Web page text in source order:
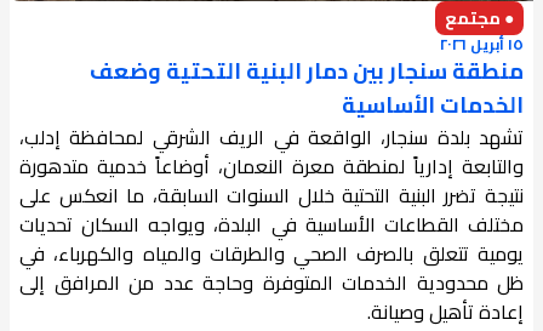
● مجتمع
١٥ أبريل ٢٠٢٦
منطقة سنجار بين دمار البنية التحتية وضعف
الخدمات الأساسية
تشهد بلدة سنجار، الواقعة في الريف الشرقي لمحافظة إدلب،
والتابعة إدارياً لمنطقة معرة النعمان، أوضاعاً خدمية متدهورة
نتيجة تضرر البنية التحتية خلال السنوات السابقة، ما انعكس على
مختلف القطاعات الأساسية في البلدة، ويواجه السكان تحديات
يومية تتعلق بالصرف الصحي والطرقات والمياه والكهرباء، في
ظل محدودية الخدمات المتوفرة وحاجة عدد من المرافق إلى
إعادة تأهيل وصيانة.